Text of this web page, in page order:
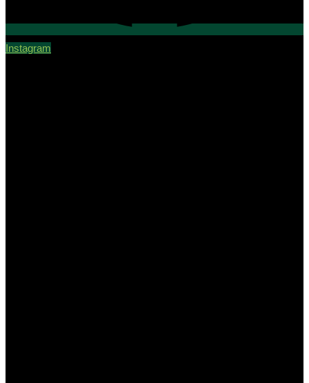
Instagram